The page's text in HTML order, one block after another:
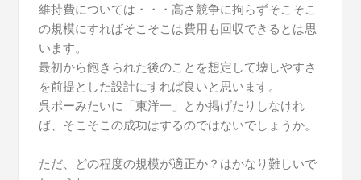
維持費については・・・高さ競争に拘らずそこそこ
の規模にすればそこそこは費用も回収できるとは思
います。
最初から飽きられた後のことを想定して壊しやすさ
を前提とした設計にすれば良いと思います。
呉ポーみたいに「東洋一」とか掲げたりしなけれ
ば、そこそこの成功はするのではないでしょうか。
ただ、どの程度の規模が適正か？はかなり難しいで